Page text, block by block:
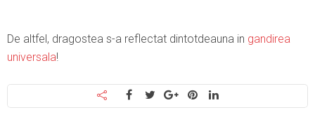
De altfel, dragostea s-a reflectat dintotdeauna in gandirea
universala!